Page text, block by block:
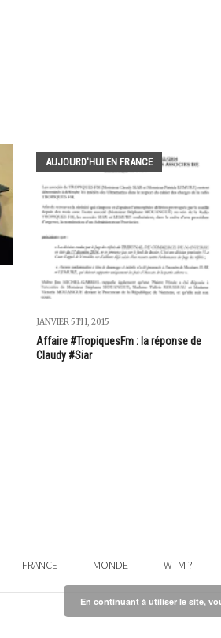
AUJOURD'HUI EN FRANCE
JANVIER 5TH, 2015
Affaire #TropiquesFm : la réponse de
Claudy #Siar
FRANCE MONDE WTM ?
En continuant à utiliser le site,